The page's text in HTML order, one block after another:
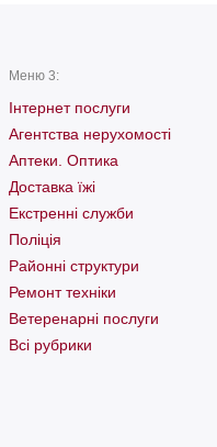
Меню 3:
Інтернет послуги
Агентства нерухомості
Аптеки. Оптика
Доставка їжі
Екстренні служби
Поліція
Районні структури
Ремонт техніки
Ветеренарні послуги
Всі рубрики